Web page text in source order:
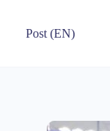
Post (EN)